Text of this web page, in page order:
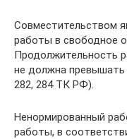
Совместительством
работы в свободное
Продолжительность
не должна превышать
282, 284 ТК РФ).
Ненормированный
работы, в